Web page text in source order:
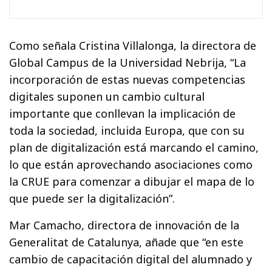
Como señala Cristina Villalonga, la directora de
Global Campus de la Universidad Nebrija, “La
incorporación de estas nuevas competencias
digitales suponen un cambio cultural
importante que conllevan la implicación de
toda la sociedad, incluida Europa, que con su
plan de digitalización está marcando el camino,
lo que están aprovechando asociaciones como
la CRUE para comenzar a dibujar el mapa de lo
que puede ser la digitalización”.
Mar Camacho, directora de innovación de la
Generalitat de Catalunya, añade que “en este
cambio de capacitación digital del alumnado y